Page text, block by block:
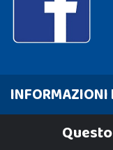
INFORMAZIONI
Cookie Policy